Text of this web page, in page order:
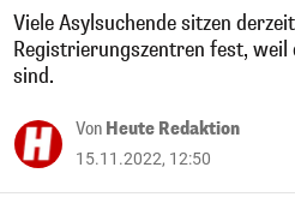
Viele Asylsuchende sitzen
Registrierungszentren fest,
sind.
Von Heute Redaktion
15.11.2022, 12:50